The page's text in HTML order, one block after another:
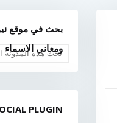
بحث في موقع
ومعاني الاسماء
PLUGIN